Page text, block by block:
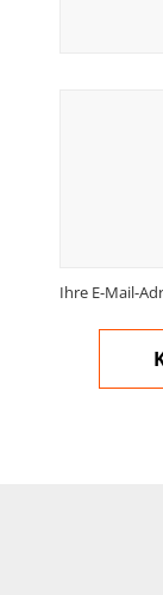
Ihre E-Mail-